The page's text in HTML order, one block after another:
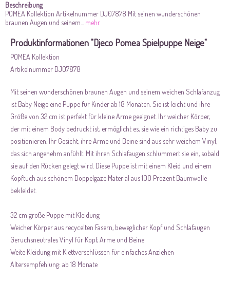
Beschreibung
POMEA Kollektion Artikelnummer DJ07878 Mit seinen wunderschönen
braunen Augen und seinem...
mehr
Produktinformationen "Djeco Pomea Spielpuppe Neige"
POMEA Kollektion
Artikelnummer DJ07878
Mit seinen wunderschönen braunen Augen und seinem weichen Schlafanzug
ist Baby Neige eine Puppe für Kinder ab 18 Monaten. Sie ist leicht und ihre
Größe von 32 cm ist perfekt für kleine Arme geeignet. Ihr weicher Körper,
der mit einem Body bedruckt ist, ermöglicht es, sie wie ein richtiges Baby zu
positionieren. Ihr Gesicht, ihre Arme und Beine sind aus sehr weichem Vinyl,
das sich angenehm anfühlt. Mit ihren Schlafaugen schlummert sie ein, sobald
sie auf den Rücken gelegt wird. Diese Puppe ist mit einem Kleid und einem
Kopftuch aus schönem Doppelgaze Material aus 100 Prozent Baumwolle
bekleidet.
32 cm große Puppe mit Kleidung
Weicher Körper aus recycelten Fasern, beweglicher Kopf und Schlafaugen
Geruchsneutrales Vinyl für Kopf, Arme und Beine
Weite Kleidung mit Klettverschlüssen für einfaches Anziehen
Altersempfehlung: ab 18 Monate